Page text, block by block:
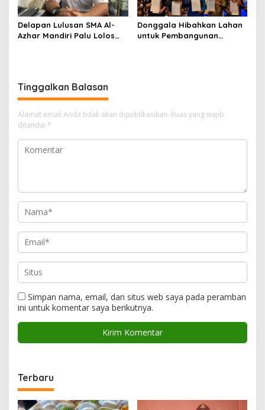
Delapan Lulusan SMA Al-
Azhar Mandiri Palu Lolos
Donggala Hibahkan Lahan
untuk Pembangunan
Tinggalkan Balasan
Alamat email Anda tidak akan dipublikasikan. Ruas yang wajib
ditandai *
Simpan nama, email, dan situs web saya pada peramban
ini untuk komentar saya berikutnya.
Terbaru